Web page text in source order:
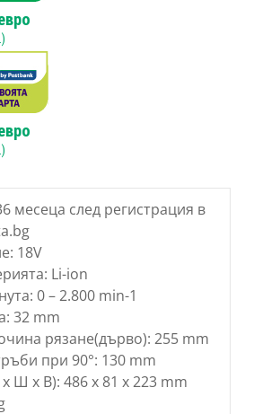
месеца след регистрация в
18V
Li-ion
0 – 2.800 min-1
32 mm
рязане(дърво): 255 mm
при 90°: 130 mm
Ш х В): 486 x 81 x 223 mm